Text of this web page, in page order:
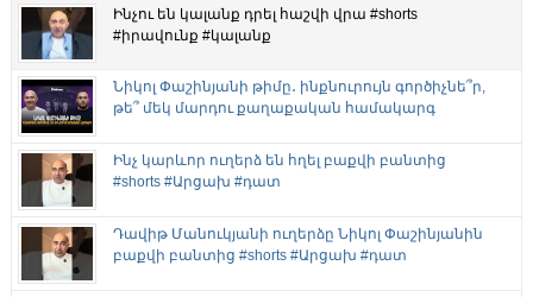
Ինչու են կալանք դրել հաշվի վրա #shorts
#իրավունք #կալանք
Նիկոլ Փաշինյանի թիմը․ ինքնուրույն գործիչնե՞ր,
թե՞ մեկ մարդու քաղաքական համակարգ
Ինչ կարևոր ուղերձ են հղել բաքվի բանտից
#shorts #Արցախ #դատ
Դավիթ Մանուկյանի ուղերձը Նիկոլ Փաշինյանին
բաքվի բանտից #shorts #Արցախ #դատ